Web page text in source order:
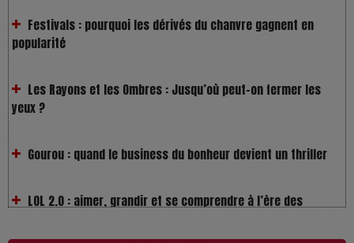
Les Rayons et les Ombres : Jusqu’où peut-on fermer les
Gourou : quand le business du bonheur devient un thriller
LOL 2.0 : aimer, grandir et se comprendre à l’ère des
humaine